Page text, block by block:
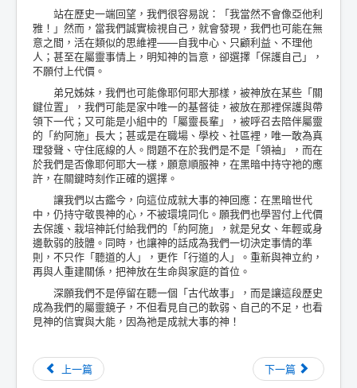
站在歷史一端回望，我們很容易說：「我當然不會像亞他利
雅！」然而，當我們誠實檢視自己，就會發現，我們也可能在無
意之間，活在類似的思維裡——自我中心、只顧利益、不理他
人；甚至在屬靈事情上，明知神的旨意，卻選擇「保護自己」，
不願付上代價。
弟兄姊妹，我們也可能像耶何耶大那樣，被神放在某些「關
鍵位置」，我們可能是家中唯一的基督徒，被放在那裡保護與帶
領下一代；又可能是小組中的「屬靈長輩」，被呼召去陪伴屬靈
的「約阿施」長大；甚或是在職場、學校、社區裡，唯一敢為真
理發聲、守住底線的人。問題不在於我們是不是「領袖」，而在
於我們是否像耶何耶大一樣，願意順服神，在黑暗中持守祂的應
許，在關鍵時刻作正確的選擇。
讓我們以古鑑今，向這位成就大事的神回應：在黑暗世代
中，仍持守敬畏神的心，不被環境同化。願我們也學習付上代價
去保護、栽培神託付給我們的「約阿施」，就是兒女、年輕或身
邊軟弱的肢體。同時，也讓神的話成為我們一切決定事情的準
則，不只作「聽道的人」，更作「行道的人」。重新與神立約，
再與人重建關係，把神放在生命與家庭的首位。
深願我們不是停留在聽一個「古代故事」，而是讓這段歷史
成為我們的屬靈鏡子，不但看見自己的軟弱、自己的不足，也看
見神的信實與大能，因為祂是成就大事的神！
上一篇 下一篇